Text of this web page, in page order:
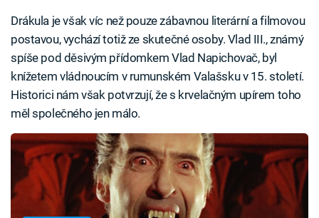
Drákula je však víc než pouze zábavnou literární a filmovou
postavou, vychází totiž ze skutečné osoby. Vlad III., známý
spíše pod děsivým přídomkem Vlad Napichovač, byl
knížetem vládnoucím v rumunském Valašsku v 15. století.
Historici nám však potvrzují, že s krvelačným upírem toho
měl společného jen málo.